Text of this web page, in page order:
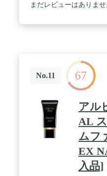
まだレビューはありませ
No.11 67
アル
AL
ムフ
EX
入品]